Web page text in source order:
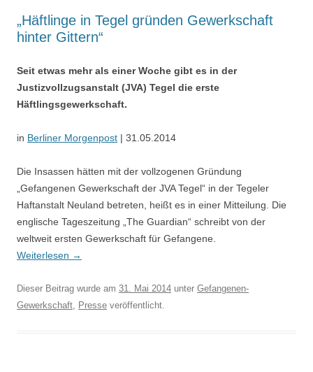
„Häftlinge in Tegel gründen Gewerkschaft
hinter Gittern“
Seit etwas mehr als einer Woche gibt es in der
Justizvollzugsanstalt (JVA) Tegel die erste
Häftlingsgewerkschaft.
in Berliner Morgenpost | 31.05.2014
Die Insassen hätten mit der vollzogenen Gründung
„Gefangenen Gewerkschaft der JVA Tegel“ in der Tegeler
Haftanstalt Neuland betreten, heißt es in einer Mitteilung. Die
englische Tageszeitung „The Guardian“ schreibt von der
weltweit ersten Gewerkschaft für Gefangene.
Weiterlesen →
Dieser Beitrag wurde am 31. Mai 2014 unter Gefangenen-
Gewerkschaft
Presse veröffentlicht.